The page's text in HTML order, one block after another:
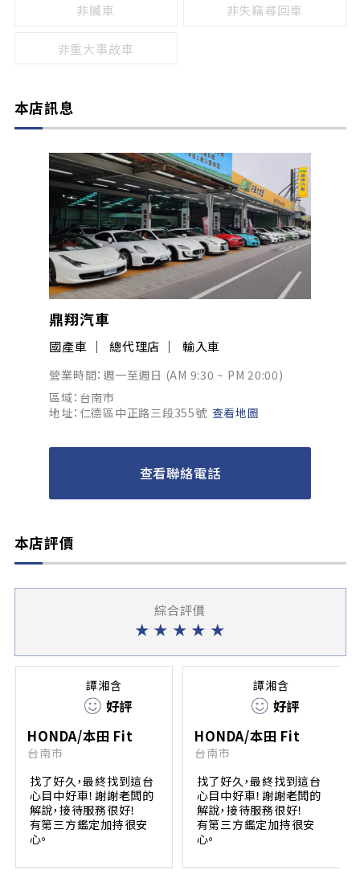
非贓車 非失竊尋回車
非重大事故車
本店訊息
鼎翔汽車
國產車 總代理店 輸入車
營業時間：週一至週日 (AM 9:30 ~ PM 20:00)
區域：台南市
地址：仁德區中正路三段355號 查看地圖
查看聯絡電話
本店評價
綜合評價
★ ★ ★ ★ ★
譚湘含
好評
HONDA/本田 Fit
台南市
找了好久，最終找到這台
心目中好車！謝謝老闆的
解說，接待服務很好！
有第三方鑑定加持很安
心。
譚湘含
好評
HONDA/本田 Fit
台南市
找了好久，最終找到這台
心目中好車！謝謝老闆的
解說，接待服務很好！
有第三方鑑定加持很安
心。